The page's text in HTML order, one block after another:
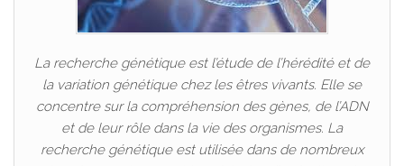
La recherche génétique est l’étude de l’hérédité et de
la variation génétique chez les êtres vivants. Elle se
concentre sur la compréhension des gènes, de l’ADN
et de leur rôle dans la vie des organismes. La
recherche génétique est utilisée dans de nombreux